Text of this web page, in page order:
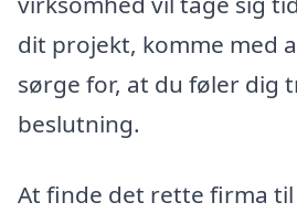
dit projekt, komme med
sørge for, at du føler dig
beslutning.
At finde det rette firma til